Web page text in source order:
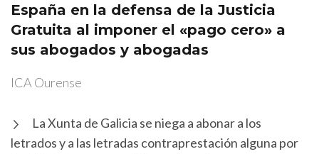
España en la defensa de la Justicia
Gratuita al imponer el «pago cero» a
sus abogados y abogadas
ICA Ourense
La Xunta de Galicia se niega a abonar a los
letrados y a las letradas contraprestación alguna por